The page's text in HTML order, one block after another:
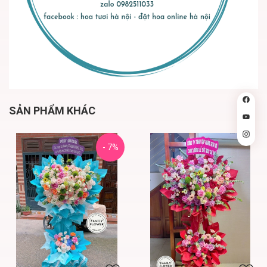
SẢN PHẨM KHÁC
- 7%